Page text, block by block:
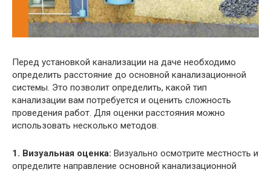
Перед установкой канализации на даче необходимо
определить расстояние до основной канализационной
системы. Это позволит определить, какой тип
канализации вам потребуется и оценить сложность
проведения работ. Для оценки расстояния можно
использовать несколько методов.
1. Визуальная оценка: Визуально осмотрите местность и
определите направление основной канализационной